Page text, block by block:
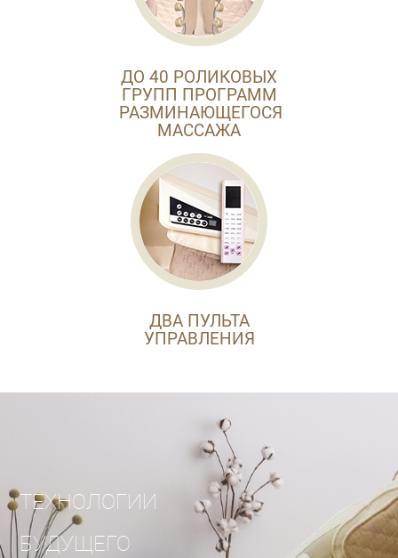
ДО 40 РОЛИКОВЫХ
ГРУПП ПРОГРАММ
РАЗМИНАЮЩЕГОСЯ
МАССАЖА
ДВА ПУЛЬТА
УПРАВЛЕНИЯ
ТЕХНОЛОГИИ
БУДУЩЕГО